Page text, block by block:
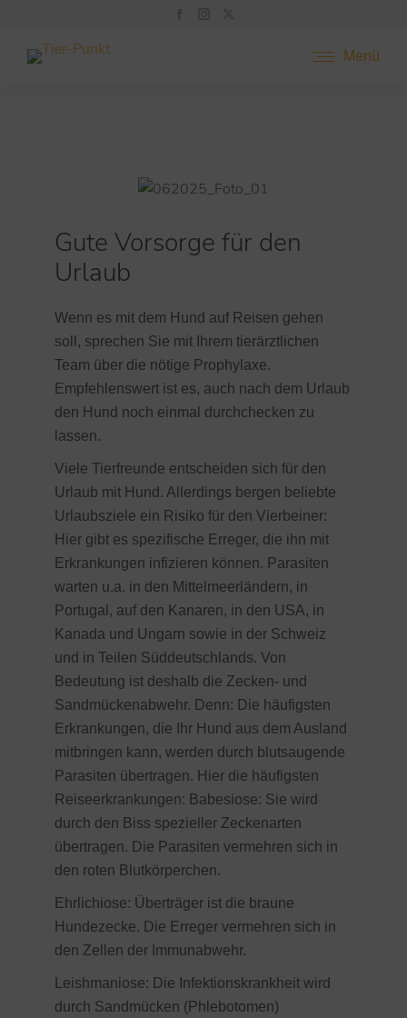
Menü
Gute Vorsorge für den
Urlaub
Wenn es mit dem Hund auf Reisen gehen
soll, sprechen Sie mit Ihrem tierärztlichen
Team über die nötige Prophylaxe.
Empfehlenswert ist es, auch nach dem Urlaub
den Hund noch einmal durchchecken zu
lassen.
Viele Tierfreunde entscheiden sich für den
Urlaub mit Hund. Allerdings bergen beliebte
Urlaubsziele ein Risiko für den Vierbeiner:
Hier gibt es spezifische Erreger, die ihn mit
Erkrankungen infizieren können. Parasiten
warten u.a. in den Mittelmeerländern, in
Portugal, auf den Kanaren, in den USA, in
Kanada und Ungarn sowie in der Schweiz
und in Teilen Süddeutschlands. Von
Bedeutung ist deshalb die Zecken- und
Sandmückenabwehr. Denn: Die häufigsten
Erkrankungen, die Ihr Hund aus dem Ausland
mitbringen kann, werden durch blutsaugende
Parasiten übertragen. Hier die häufigsten
Reiseerkrankungen: Babesiose: Sie wird
durch den Biss spezieller Zeckenarten
übertragen. Die Parasiten vermehren sich in
den roten Blutkörperchen.
Ehrlichiose: Überträger ist die braune
Hundezecke. Die Erreger vermehren sich in
den Zellen der Immunabwehr.
Leishmaniose: Die Infektionskrankheit wird
durch Sandmücken (Phlebotomen)